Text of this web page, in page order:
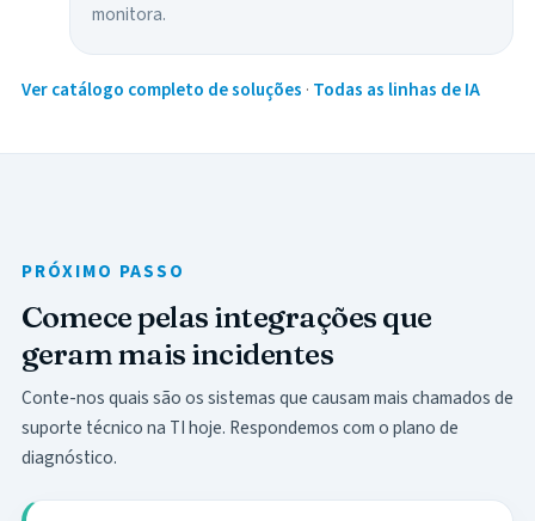
monitora.
Ver catálogo completo de soluções · Todas as linhas de IA
PRÓXIMO PASSO
Comece pelas integrações que
geram mais incidentes
Conte-nos quais são os sistemas que causam mais chamados de
suporte técnico na TI hoje. Respondemos com o plano de
diagnóstico.